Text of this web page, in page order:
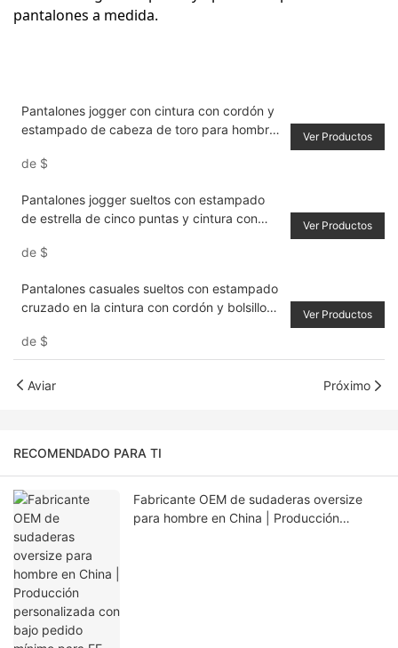
pantalones a medida.
Pantalones jogger con cintura con cordón y
estampado de cabeza de toro para hombre
de $
Ver Productos
Pantalones jogger sueltos con estampado
de estrella de cinco puntas y cintura con
de $
Ver Productos
Pantalones casuales sueltos con estampado
cruzado en la cintura con cordón y bolsillo
de $
Ver Productos
Aviar Próximo
RECOMENDADO PARA TI
Fabricante OEM de sudaderas oversize
para hombre en China | Producción